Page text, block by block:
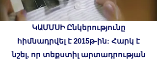
ԿԱՄՄՍԻ Ընկերությունը
հիմնադրվել է 2015թ-ին: Հարկ է
նշել, որ տեքստիլ արտադրության